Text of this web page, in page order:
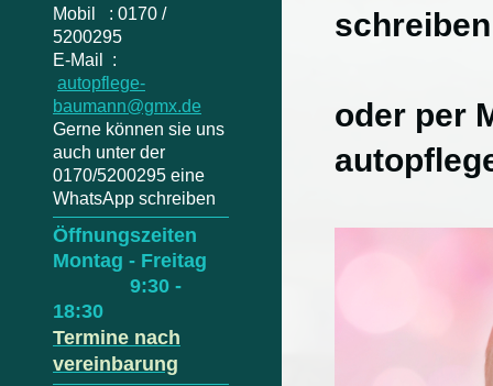
oder per
Mobil : 0170 /
5200295
E-Mail :
autopflege-
baumann@gmx.de
Gerne können sie uns
auch unter der
0170/5200295 eine
WhatsApp schreiben
Öffnungszeiten
Montag - Freitag
9:30 -
18:30
Termine nach
vereinbarung